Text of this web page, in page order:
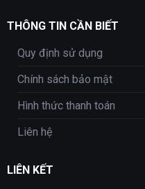
THÔNG TIN CẦN BIẾT
Quy định sử dụng
Chính sách bảo mật
Hình thức thanh toán
Liên hệ
LIÊN KẾT